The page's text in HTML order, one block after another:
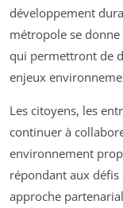
développement
métropole se
qui permettront de
enjeux
Les citoyens, les
continuer à
environnement
répondant aux
approche